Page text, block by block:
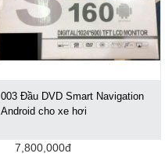
003 Đầu DVD Smart Navigation
Android cho xe hơi
7,800,000đ